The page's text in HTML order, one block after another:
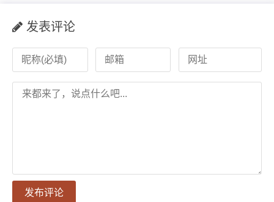
发表评论
发布评论